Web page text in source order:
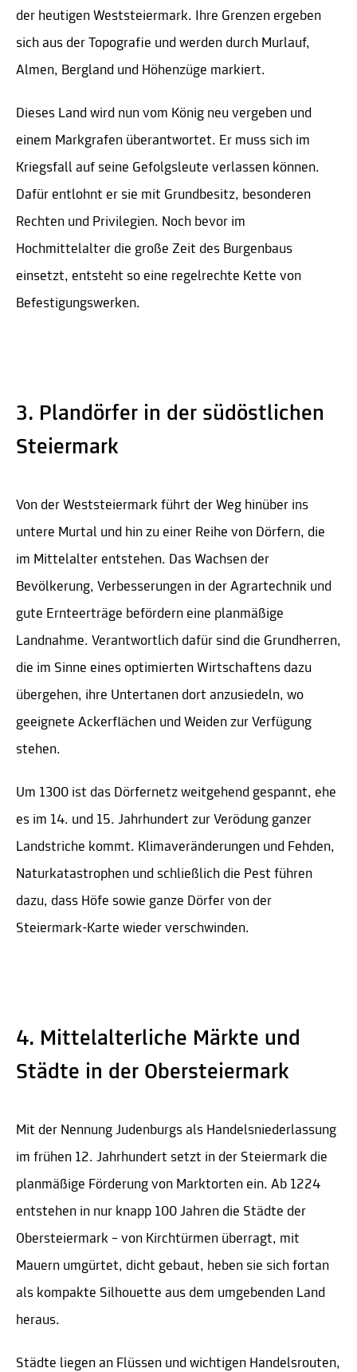
der heutigen Weststeiermark. Ihre Grenzen ergeben
sich aus der Topografie und werden durch Murlauf,
Almen, Bergland und Höhenzüge markiert.
Dieses Land wird nun vom König neu vergeben und
einem Markgrafen überantwortet. Er muss sich im
Kriegsfall auf seine Gefolgsleute verlassen können.
Dafür entlohnt er sie mit Grundbesitz, besonderen
Rechten und Privilegien. Noch bevor im
Hochmittelalter die große Zeit des Burgenbaus
einsetzt, entsteht so eine regelrechte Kette von
Befestigungswerken.
3. Plandörfer in der südöstlichen
Steiermark
Von der Weststeiermark führt der Weg hinüber ins
untere Murtal und hin zu einer Reihe von Dörfern, die
im Mittelalter entstehen. Das Wachsen der
Bevölkerung, Verbesserungen in der Agrartechnik und
gute Ernteerträge befördern eine planmäßige
Landnahme. Verantwortlich dafür sind die Grundherren,
die im Sinne eines optimierten Wirtschaftens dazu
übergehen, ihre Untertanen dort anzusiedeln, wo
geeignete Ackerflächen und Weiden zur Verfügung
stehen.
Um 1300 ist das Dörfernetz weitgehend gespannt, ehe
es im 14. und 15. Jahrhundert zur Verödung ganzer
Landstriche kommt. Klimaveränderungen und Fehden,
Naturkatastrophen und schließlich die Pest führen
dazu, dass Höfe sowie ganze Dörfer von der
Steiermark-Karte wieder verschwinden.
4. Mittelalterliche Märkte und
Städte in der Obersteiermark
Mit der Nennung Judenburgs als Handelsniederlassung
im frühen 12. Jahrhundert setzt in der Steiermark die
planmäßige Förderung von Marktorten ein. Ab 1224
entstehen in nur knapp 100 Jahren die Städte der
Obersteiermark – von Kirchtürmen überragt, mit
Mauern umgürtet, dicht gebaut, heben sie sich fortan
als kompakte Silhouette aus dem umgebenden Land
heraus.
Städte liegen an Flüssen und wichtigen Handelsrouten,